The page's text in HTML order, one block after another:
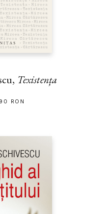
Texistența
RON